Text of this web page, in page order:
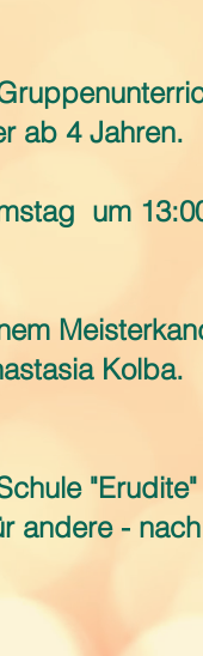
ab 4 Jahren.
um
Kolba.
andere -